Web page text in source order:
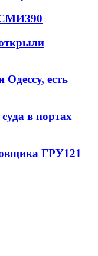
СМИ390
есть
в портах
ГРУ121